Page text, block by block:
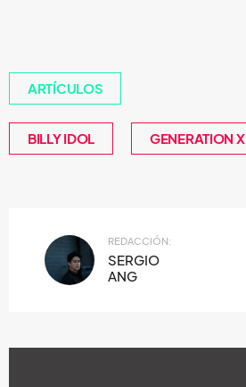
ARTÍCULOS
BILLY IDOL GENERATION X
REDACCIÓN:
SERGIO
ANG